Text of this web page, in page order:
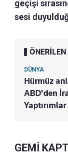
geçişi
sesi
DÜNYA
Hürmüz
ABD'den
Yaptırımlar
GEMİ